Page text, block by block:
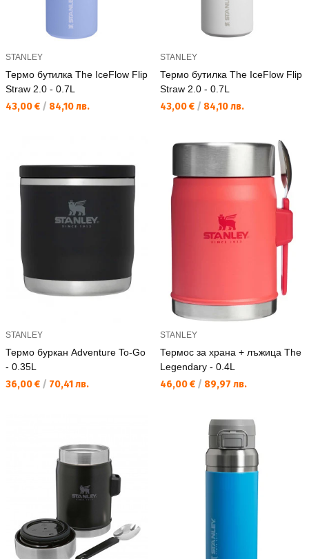
STANLEY
Термо бутилка The IceFlow Flip
Straw 2.0 - 0.7L
Текуща цена:
43,00 € / 84,10 лв.
STANLEY
Термо бутилка The IceFlow Flip
Straw 2.0 - 0.7L
Текуща цена:
43,00 € / 84,10 лв.
STANLEY
Термо буркан Adventure To-Go
- 0.35L
Текуща цена:
36,00 € / 70,41 лв.
STANLEY
Термос за храна + лъжица The
Legendary - 0.4L
Текуща цена:
46,00 € / 89,97 лв.